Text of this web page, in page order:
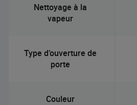
Nettoyage à la
vapeur
Type d’ouverture de
porte
Couleur